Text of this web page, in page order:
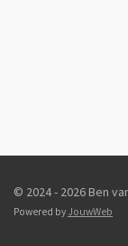
© 2024 - 2026 Ben
Powered by JouwWeb